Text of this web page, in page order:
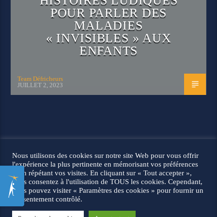
POUR PARLER DES
MALADIES
« INVISIBLES » AUX
ENFANTS
Team Défricheurs
JUILLET 2, 2023
© 2026 Les défricheurs |Mentions légales
Nous utilisons des cookies sur notre site Web pour vous offrir
l'expérience la plus pertinente en mémorisant vos préférences
et en répétant vos visites. En cliquant sur « Tout accepter »,
vous consentez à l'utilisation de TOUS les cookies. Cependant,
vous pouvez visiter « Paramètres des cookies » pour fournir un
consentement contrôlé.